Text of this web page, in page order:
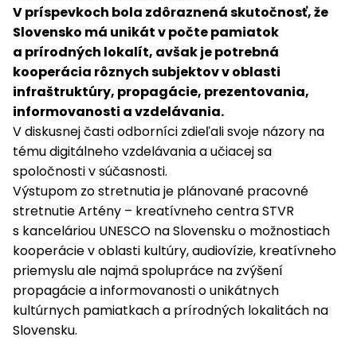
V príspevkoch bola zdôraznená skutočnosť, že
Slovensko má unikát v počte pamiatok
a prírodných lokalít, avšak je potrebná
kooperácia rôznych subjektov v oblasti
infraštruktúry, propagácie, prezentovania,
informovanosti a vzdelávania.
V diskusnej časti odborníci zdieľali svoje názory na
tému digitálneho vzdelávania a učiacej sa
spoločnosti v súčasnosti.
Výstupom zo stretnutia je plánované pracovné
stretnutie Artény – kreatívneho centra STVR
s kanceláriou UNESCO na Slovensku o možnostiach
kooperácie v oblasti kultúry, audiovízie, kreatívneho
priemyslu ale najmä spolupráce na zvýšení
propagácie a informovanosti o unikátnych
kultúrnych pamiatkach a prírodných lokalitách na
Slovensku.